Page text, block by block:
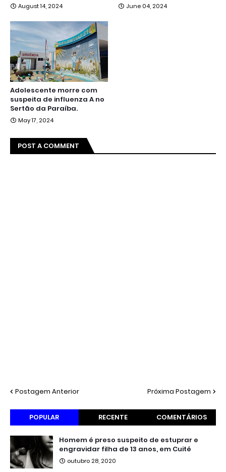
August 14, 2024 June 04, 2024
Adolescente morre com
suspeita de influenza A no
Sertão da Paraíba.
May 17, 2024
POST A COMMENT
Postagem Anterior Próxima Postagem
POPULAR RECENTE COMENTÁRIOS
Homem é preso suspeito de estuprar e
engravidar filha de 13 anos, em Cuité
outubro 28, 2020